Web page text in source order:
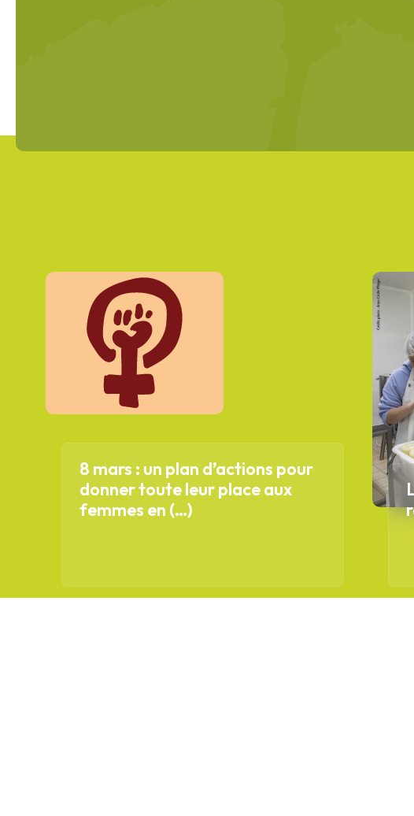
8 mars : un plan d’actions pour
donner toute leur place aux
femmes en (…)